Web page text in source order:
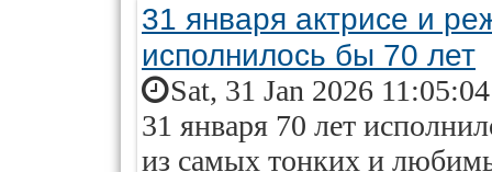
31 января актрисе и
исполнилось бы 70 лет
Sat, 31 Jan 2026
31 января 70 лет
из самых тонких и